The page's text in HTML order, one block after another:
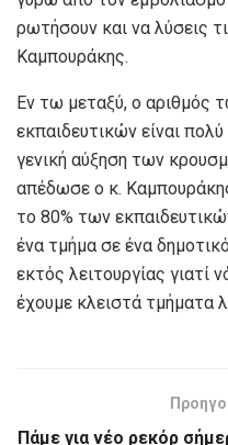
ρωτήσουν και να λύσεις
Καμπουράκης.
Εν τω μεταξύ, ο αριθμός
εκπαιδευτικών είναι
γενική αύξηση των
απέδωσε ο κ.
το 80% των
ένα τμήμα σε ένα
εκτός λειτουργίας γιατί
έχουμε κλειστά τμήματα
Πάμε για νέο ρεκόρ